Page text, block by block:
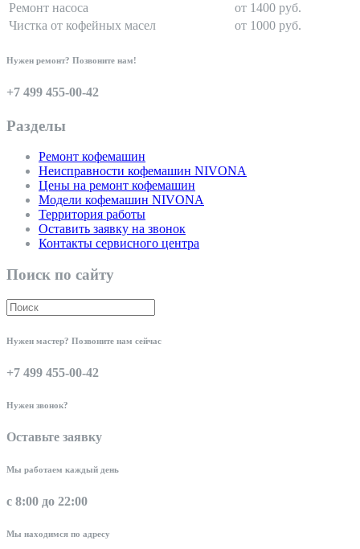
Ремонт насоса
от 1400 руб.
Чистка от кофейных масел
от 1000 руб.
Нужен ремонт? Позвоните нам!
+7 499 455-00-42
Разделы
Ремонт кофемашин
Неисправности кофемашин NIVONA
Цены на ремонт кофемашин
Модели кофемашин NIVONA
Территория работы
Оставить заявку на звонок
Контакты сервисного центра
Поиск по сайту
Нужен мастер? Позвоните нам сейчас
+7 499 455-00-42
Нужен звонок?
Оставьте заявку
Мы работаем каждый день
с 8:00 до 22:00
Мы находимся по адресу